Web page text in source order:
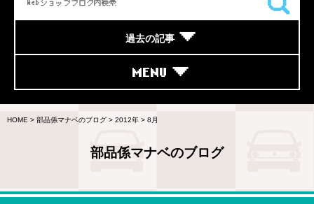
過去の記事
MENU
HOME > 部品係マナベのブログ > 2012年 > 8月
部品係マナベのブログ